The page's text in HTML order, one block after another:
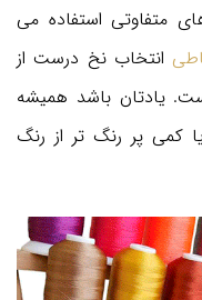
متفاوتی استفاده می
انتخاب نخ درست از
یادتان باشد همیشه
کمی پر رنگ تر از رنگ